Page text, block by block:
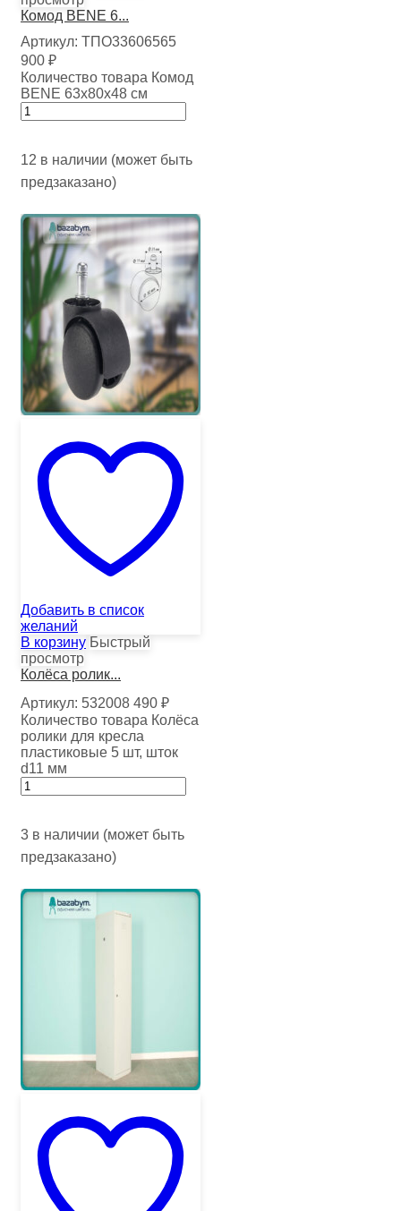
Комод BENE 6...
Артикул: ТПО33606565
900 ₽
Количество товара Комод
BENE 63х80х48 см
12 в наличии (может быть
предзаказано)
Добавить в список
желаний
В корзину Быстрый
просмотр
Колёса ролик...
Артикул: 532008 490 ₽
Количество товара Колёса
ролики для кресла
пластиковые 5 шт, шток
d11 мм
3 в наличии (может быть
предзаказано)